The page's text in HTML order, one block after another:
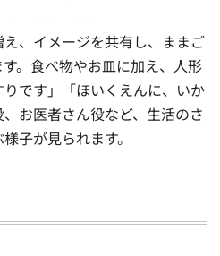
、イメージを共有し、ままご
。食べ物やお皿に加え、人形
です」「ほいくえんに、いか
お医者さん役など、生活のさ
子が見られます。